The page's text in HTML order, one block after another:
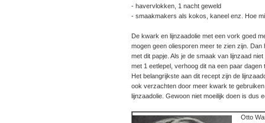
- havervlokken, 1 nacht geweld
- smaakmakers als kokos, kaneel enz. Hoe
De kwark en lijnzaadolie met een vork goed
mogen geen oliesporen meer te zien zijn.
met dit papje. Als je de smaak van lijnzaad
met 1 eetlepel, verhoog dit na een paar
Het belangrijkste aan dit recept zijn de
ook verzachten door meer kwark te
lijnzaadolie. Gewoon niet moeilijk doen is dus
Otto